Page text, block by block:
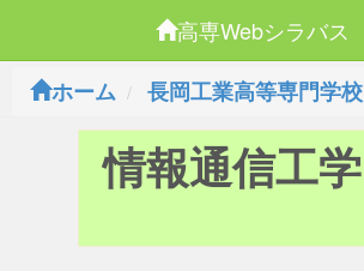
高専Webシラバス
ホーム
長岡工業高等専門学校
情報通信工学